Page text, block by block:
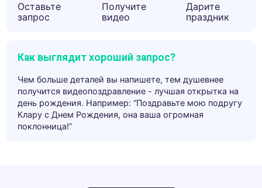
Оставьте
запрос
Получите
видео
Дарите
праздник
Как выглядит хороший запрос?
Чем больше деталей вы напишете, тем душевнее
получится видеопоздравление - лучшая открытка на
день рождения. Например: “Поздравьте мою подругу
Клару с Днем Рождения, она ваша огромная
поклонница!”